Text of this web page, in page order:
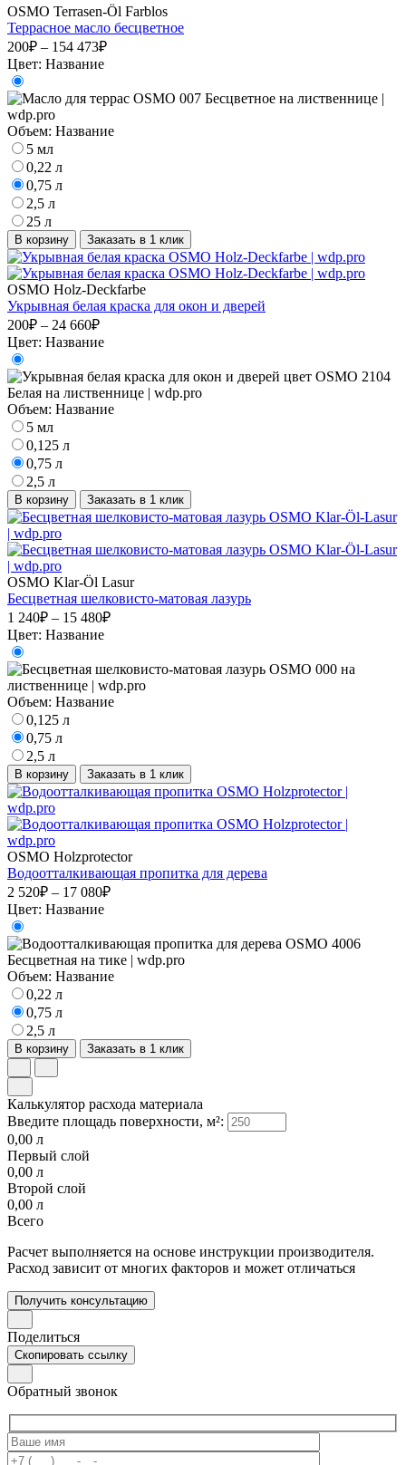
OSMO Terrasen-Öl Farblos
Террасное масло бесцветное
200₽ – 154 473₽
Цвет: Название
Объем: Название
5 мл
0,22 л
0,75 л
2,5 л
25 л
В корзину Заказать в 1 клик
OSMO Holz-Deckfarbe
Укрывная белая краска для окон и дверей
200₽ – 24 660₽
Цвет: Название
Объем: Название
5 мл
0,125 л
0,75 л
2,5 л
В корзину Заказать в 1 клик
OSMO Klar-Öl Lasur
Бесцветная шелковисто-матовая лазурь
1 240₽ – 15 480₽
Цвет: Название
Объем: Название
0,125 л
0,75 л
2,5 л
В корзину Заказать в 1 клик
OSMO Holzprotector
Водоотталкивающая пропитка для дерева
2 520₽ – 17 080₽
Цвет: Название
Объем: Название
0,22 л
0,75 л
2,5 л
В корзину Заказать в 1 клик
Калькулятор расхода материала
Введите площадь поверхности, м²:
0,00 л
Первый слой
0,00 л
Второй слой
0,00 л
Всего
Расчет выполняется на основе инструкции производителя.
Расход зависит от многих факторов и может отличаться
Получить консультацию
Поделиться
Скопировать ссылку
Обратный звонок